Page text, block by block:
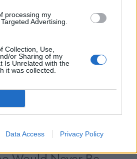
processing my
Advertising.
Collection, Use,
or Sharing of my
Is Unrelated with the
it was collected.
Data Access Privacy Policy
X